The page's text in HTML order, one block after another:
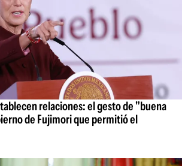
relaciones: el gesto de "buena
de Fujimori que permitió el